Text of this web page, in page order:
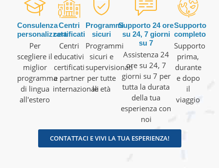
Consulenza
personalizzata
Per
scegliere il
miglior
programma
di lingua
all'estero
Centri
certificati
Centri
educativi
certificati
e partner
internazionali
Programmi
sicuri
Programmi
sicuri e
supervisionati
per tutte
le età
Supporto 24 ore
su 24, 7 giorni
su 7
Assistenza 24
ore su 24, 7
giorni su 7 per
tutta la durata
della tua
esperienza con
noi
Supporto
completo
Supporto
prima,
durante
e dopo
il
viaggio
CONTATTACI E VIVI LA TUA ESPERIENZA!